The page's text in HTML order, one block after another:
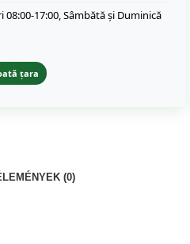
17:00, Sâmbătă și Duminică
țara
(0)